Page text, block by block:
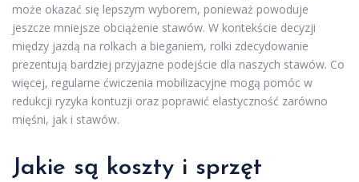
może okazać się lepszym wyborem, ponieważ powoduje
jeszcze mniejsze obciążenie stawów. W kontekście decyzji
między jazdą na rolkach a bieganiem, rolki zdecydowanie
prezentują bardziej przyjazne podejście dla naszych stawów. Co
więcej, regularne ćwiczenia mobilizacyjne mogą pomóc w
redukcji ryzyka kontuzji oraz poprawić elastyczność zarówno
mięśni, jak i stawów.
Jakie są koszty i sprzęt